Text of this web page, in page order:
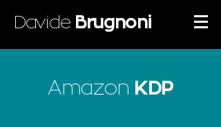
Davide Brugnoni
Amazon KDP